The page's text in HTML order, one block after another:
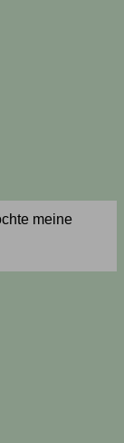
meine